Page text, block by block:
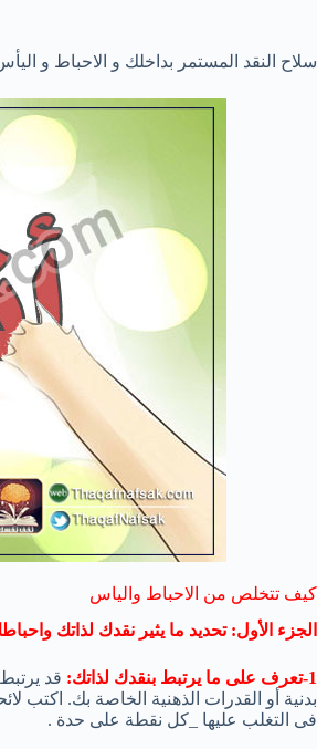
سلاح النقد المستمر بداخلك و الاحباط و
كيف تتخلص من الاحباط والياس
الجزء الأول: تحديد ما يثير نقدك لذاتك
1-تعرف على ما يرتبط بنقدك لذاتك:
قد
بدنية أو القدرات الذهنية الخاصة بك. اكتب
فى التغلب عليها _كل نقطة على حدة .